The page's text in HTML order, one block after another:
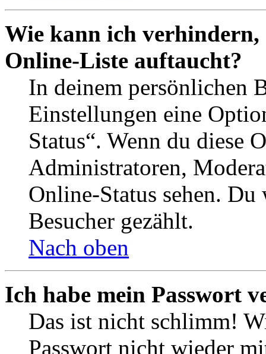
Wie kann ich verhindern,
Online-Liste auftaucht?
In deinem persönlichen
Einstellungen eine
Status“. Wenn du diese
Administratoren,
Online-Status sehen.
Besucher gezählt.
Nach oben
Ich habe mein Passwort
Das ist nicht schlimm!
Passwort nicht wieder